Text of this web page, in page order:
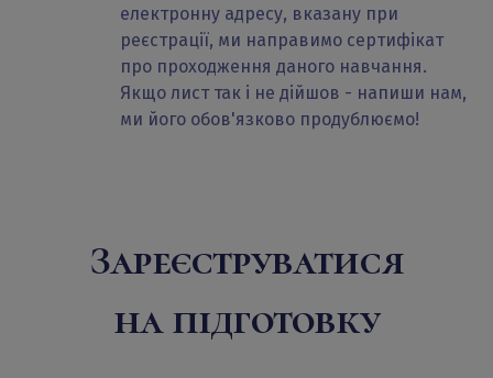
електронну адресу, вказану при
реєстрації, ми направимо сертифікат
про проходження даного навчання.
Якщо лист так і не дійшов - напиши нам,
ми його обов'язково продублюємо!
Зареєструватися
на підготовку